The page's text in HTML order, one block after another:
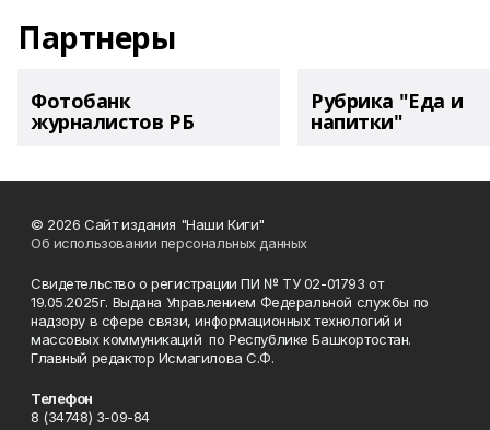
Партнеры
Фотобанк
журналистов РБ
Рубрика "Еда и
напитки"
© 2026 Сайт издания "Наши Киги"
Об использовании персональных данных
Свидетельство о регистрации ПИ № ТУ 02-01793 от
19.05.2025г. Выдана Управлением Федеральной службы по
надзору в сфере связи, информационных технологий и
массовых коммуникаций по Республике Башкортостан.
Главный редактор Исмагилова С.Ф.
Телефон
8 (34748) 3-09-84